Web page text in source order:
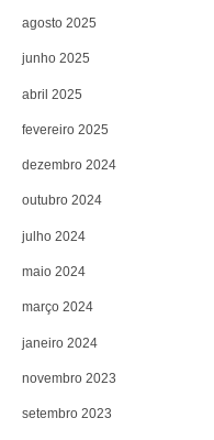
agosto 2025
junho 2025
abril 2025
fevereiro 2025
dezembro 2024
outubro 2024
julho 2024
maio 2024
março 2024
janeiro 2024
novembro 2023
setembro 2023